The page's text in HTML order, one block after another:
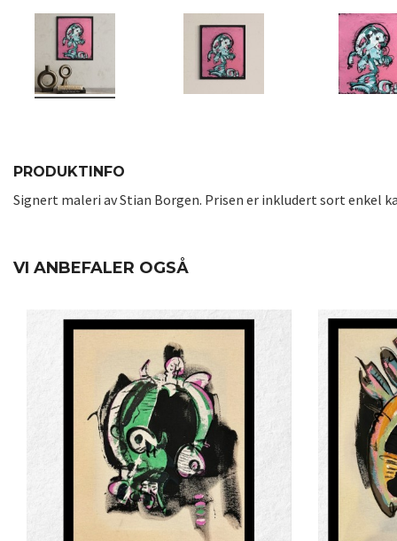
PRODUKTINFO
Signert maleri av Stian Borgen. Prisen er inkludert sort enkel
VI ANBEFALER OGSÅ